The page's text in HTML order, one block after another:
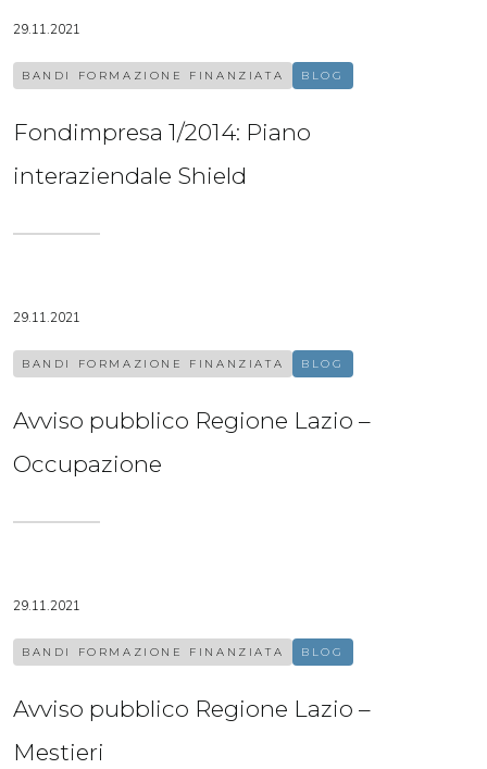
29.11.2021
BANDI FORMAZIONE FINANZIATA BLOG
Fondimpresa 1/2014: Piano
interaziendale Shield
29.11.2021
BANDI FORMAZIONE FINANZIATA BLOG
Avviso pubblico Regione Lazio –
Occupazione
29.11.2021
BANDI FORMAZIONE FINANZIATA BLOG
Avviso pubblico Regione Lazio –
Mestieri